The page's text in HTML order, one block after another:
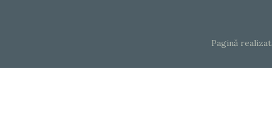
Pagină